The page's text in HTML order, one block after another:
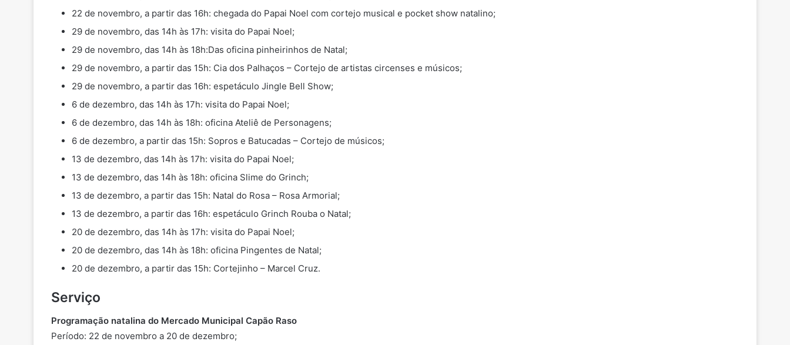
22 de novembro, a partir das 16h: chegada do Papai Noel com cortejo musical e pocket show natalino;
29 de novembro, das 14h às 17h: visita do Papai Noel;
29 de novembro, das 14h às 18h:Das oficina pinheirinhos de Natal;
29 de novembro, a partir das 15h: Cia dos Palhaços – Cortejo de artistas circenses e músicos;
29 de novembro, a partir das 16h: espetáculo Jingle Bell Show;
6 de dezembro, das 14h às 17h: visita do Papai Noel;
6 de dezembro, das 14h às 18h: oficina Ateliê de Personagens;
6 de dezembro, a partir das 15h: Sopros e Batucadas – Cortejo de músicos;
13 de dezembro, das 14h às 17h: visita do Papai Noel;
13 de dezembro, das 14h às 18h: oficina Slime do Grinch;
13 de dezembro, a partir das 15h: Natal do Rosa – Rosa Armorial;
13 de dezembro, a partir das 16h: espetáculo Grinch Rouba o Natal;
20 de dezembro, das 14h às 17h: visita do Papai Noel;
20 de dezembro, das 14h às 18h: oficina Pingentes de Natal;
20 de dezembro, a partir das 15h: Cortejinho – Marcel Cruz.
Serviço
Programação natalina do Mercado Municipal Capão Raso
Período: 22 de novembro a 20 de dezembro;